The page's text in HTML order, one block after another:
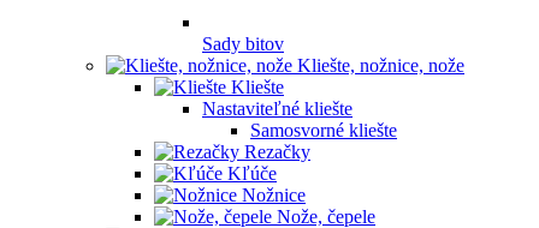
Sady bitov
Kliešte, nožnice, nože
Kliešte
Nastaviteľné kliešte
Samosvorné kliešte
Rezačky
Kľúče
Nožnice
Nože, čepele